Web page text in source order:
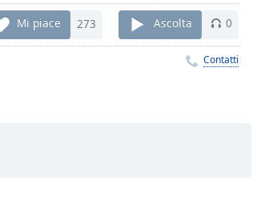
Mi piace 273 Ascolta 0
Contatti